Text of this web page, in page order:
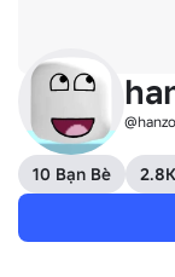
10 Bạn Bè